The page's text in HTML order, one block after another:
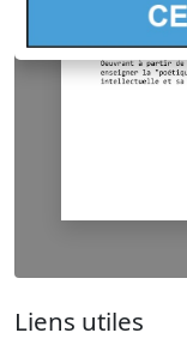
Liens utiles